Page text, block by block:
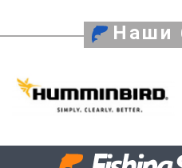
Наши